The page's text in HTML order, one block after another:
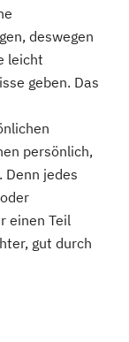
deswegen
leicht
geben. Das
persönlich,
Denn jedes
einen Teil
gut durch